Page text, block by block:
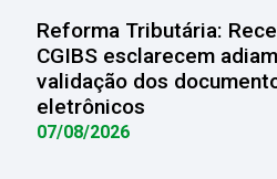
Reforma Tributária:
CGIBS esclarecem
validação dos
eletrônicos
07/08/2026